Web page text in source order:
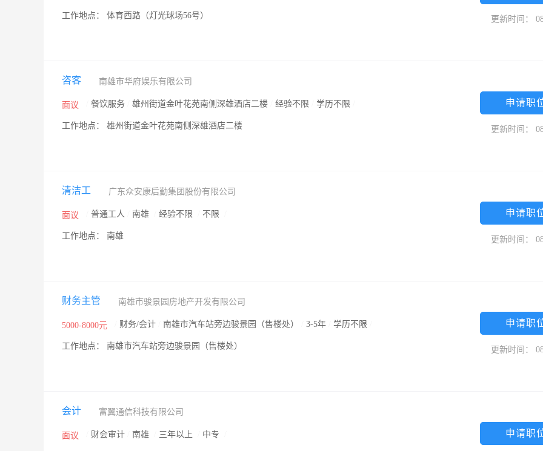
工作地点： 体育西路（灯光球场56号） 更新时间：
咨客 南雄市华府娱乐有限公司
面议 餐饮服务 雄州街道金叶花苑南侧深雄酒店二楼 经验不限 学历不限
工作地点： 雄州街道金叶花苑南侧深雄酒店二楼
申请职
更新时间：
清洁工 广东众安康后勤集团股份有限公司
面议 普通工人 南雄 经验不限 不限
工作地点： 南雄
申请职
更新时间：
财务主管 南雄市骏景园房地产开发有限公司
5000-8000元 财务/会计 南雄市汽车站旁边骏景园（售楼处） 3-5年 学历不限
工作地点： 南雄市汽车站旁边骏景园（售楼处）
申请职
更新时间：
会计 富翼通信科技有限公司
面议 财会审计 南雄 三年以上 中专 申请职